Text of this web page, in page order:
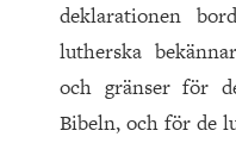
deklarationen
lutherska
och gränser för
Bibeln, och för de